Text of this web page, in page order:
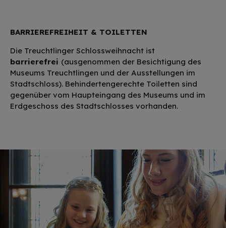
BARRIEREFREIHEIT & TOILETTEN
Die Treuchtlinger Schlossweihnacht ist
barrierefrei (ausgenommen der Besichtigung des
Museums Treuchtlingen und der Ausstellungen im
Stadtschloss). Behindertengerechte Toiletten sind
gegenüber vom Haupteingang des Museums und im
Erdgeschoss des Stadtschlosses vorhanden.